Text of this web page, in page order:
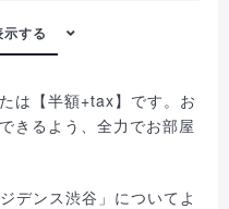
は【半額+tax】です。お
きるよう、全力でお部屋
デンス渋谷」についてよ